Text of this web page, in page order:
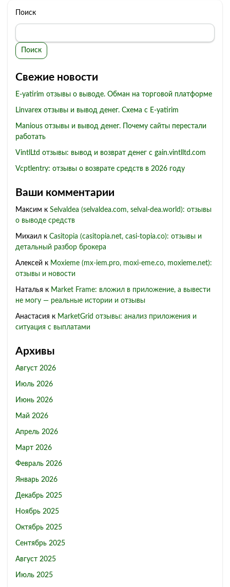
Поиск
Поиск
Свежие новости
E-yatirim отзывы о выводе. Обман на торговой платформе
Linvarex отзывы и вывод денег. Схема с E-yatirim
Manious отзывы и вывод денег. Почему сайты перестали
работать
VintlLtd отзывы: вывод и возврат денег с gain.vintlltd.com
Vcptlentry: отзывы о возврате средств в 2026 году
Ваши комментарии
Максим к Selvaldea (selvaldea.com, selval-dea.world): отзывы
о выводе средств
Михаил к Casitopia (casitopia.net, casi-topia.co): отзывы и
детальный разбор брокера
Алексей к Moxieme (mx-iem.pro, moxi-eme.co, moxieme.net):
отзывы и новости
Наталья к Market Frame: вложил в приложение, а вывести
не могу — реальные истории и отзывы
Анастасия к MarketGrid отзывы: анализ приложения и
ситуация с выплатами
Архивы
Август 2026
Июль 2026
Июнь 2026
Май 2026
Апрель 2026
Март 2026
Февраль 2026
Январь 2026
Декабрь 2025
Ноябрь 2025
Октябрь 2025
Сентябрь 2025
Август 2025
Июль 2025